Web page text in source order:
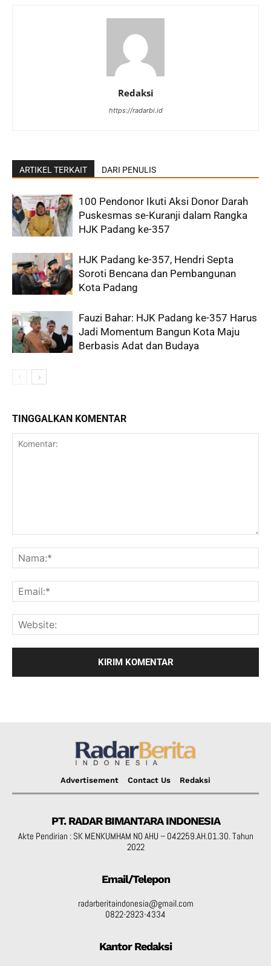
Redaksi
https://radarbi.id
ARTIKEL TERKAIT DARI PENULIS
100 Pendonor Ikuti Aksi Donor Darah
Puskesmas se-Kuranji dalam Rangka
HJK Padang ke-357
HJK Padang ke-357, Hendri Septa
Soroti Bencana dan Pembangunan
Kota Padang
Fauzi Bahar: HJK Padang ke-357 Harus
Jadi Momentum Bangun Kota Maju
Berbasis Adat dan Budaya
TINGGALKAN KOMENTAR
Advertisement Contact Us Redaksi
PT. RADAR BIMANTARA INDONESIA
Akte Pendirian : SK MENKUMHAM NO AHU – 042259.AH.01.30. Tahun
2022
Email/Telepon
radarberitaindonesia@gmail.com
0822-2923-4334
Kantor Redaksi